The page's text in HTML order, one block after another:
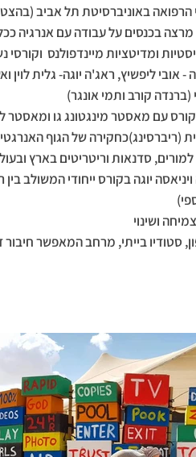
באוניברסיטת תל אביב
בכנסים על עבודה עם אנרגיה
ומדיטציות מיינדפולנס וקורסי
- אובי ליפשיץ, ראג'ה יוגה- גלית לוין
קורב ותמי אונגר)
קורס עם מאסטר מינגטונג גו
של הגוף האנרגטי
סדנאות וריטריטים בארץ
יוגה בקורס ייחודי המשולב בין
ושינוי
סטודיו בייתי, מרחב המאפשר